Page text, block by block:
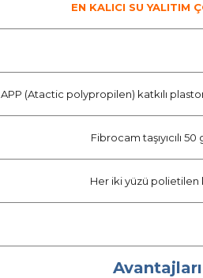
EN KALICI SU YALITIM
APP (Atactic polypropilen) katkılı
Fibrocam taşıyıcılı 50
Her iki yüzü polietilen
Avantajları